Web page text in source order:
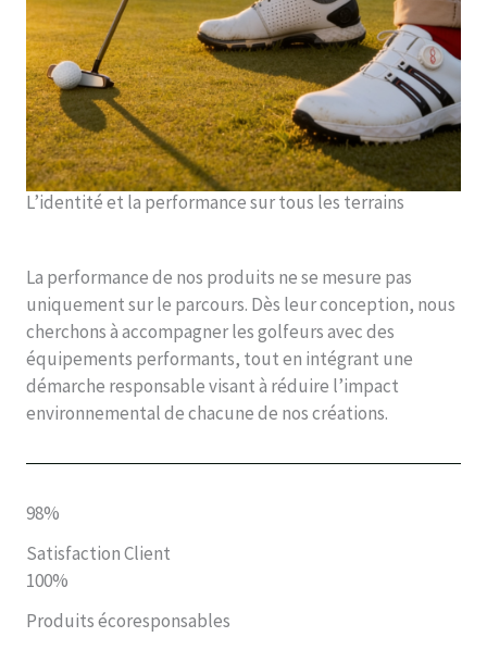
L’identité et la performance sur tous les terrains
La performance de nos produits ne se mesure pas
uniquement sur le parcours. Dès leur conception, nous
cherchons à accompagner les golfeurs avec des
équipements performants, tout en intégrant une
démarche responsable visant à réduire l’impact
environnemental de chacune de nos créations.
98%
Satisfaction Client
100%
Produits écoresponsables